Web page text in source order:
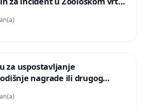
za uspostavljanje
nagrade ili drugog
Avdić“ u Sarajevu